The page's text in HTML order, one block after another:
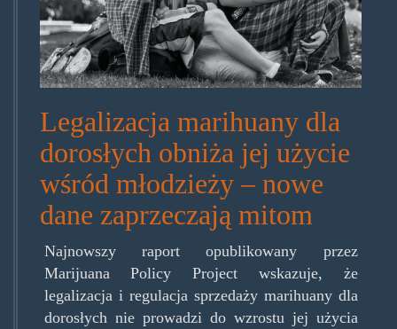
Legalizacja marihuany dla
dorosłych obniża jej użycie
wśród młodzieży – nowe
dane zaprzeczają mitom
Najnowszy raport opublikowany przez
Marijuana Policy Project wskazuje, że
legalizacja i regulacja sprzedaży marihuany dla
dorosłych nie prowadzi do wzrostu jej użycia